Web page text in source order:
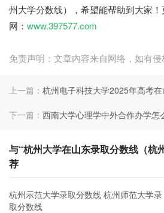
州大学分数线），希望能帮助到大家
网： www.397577.com
免责声明：文章内容来自网络，如有侵
上一篇： 杭州电子科技大学2025年高考
下一篇： 西南大学心理学中外合作办学怎
与“杭州大学在山东录取分数线（杭
荐
杭州示范大学录取分数线 杭州师范大学录
取分数线